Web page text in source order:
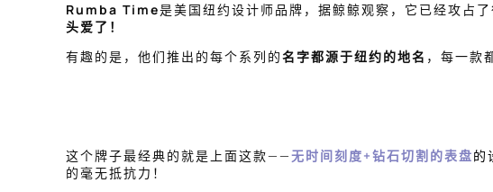
Rumba Time是美国纽约设计师品牌，据鲸鲸观察，它已经攻
头爱了！
有趣的是，他们推出的每个系列的名字都源于纽约的地名 ，每一款
这个牌子最经典的就是上面这款——无时间刻度+钻石切割的表盘的
的毫无抵抗力！